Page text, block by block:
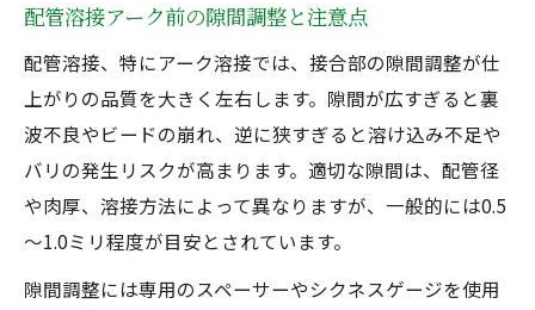
配管溶接アーク前の隙間調整と注意点
配管溶接、特にアーク溶接では、接合部の隙間調整が仕
上がりの品質を大きく左右します。隙間が広すぎると裏
波不良やビードの崩れ、逆に狭すぎると溶け込み不足や
バリの発生リスクが高まります。適切な隙間は、配管径
や肉厚、溶接方法によって異なりますが、一般的には0.5
～1.0ミリ程度が目安とされています。
隙間調整には専用のスペーサーやシクネスゲージを使用